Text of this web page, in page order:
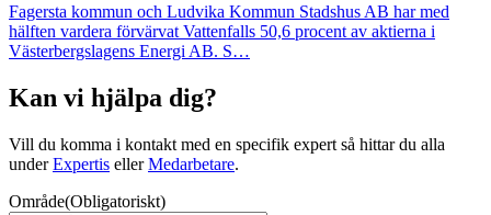
Fagersta kommun och Ludvika Kommun Stadshus AB har med
hälften vardera förvärvat Vattenfalls 50,6 procent av aktierna i
Västerbergslagens Energi AB. S…
Kan vi hjälpa dig?
Vill du komma i kontakt med en specifik expert så hittar du alla
underExpertis ellerMedarbetare.
Område(Obligatoriskt)